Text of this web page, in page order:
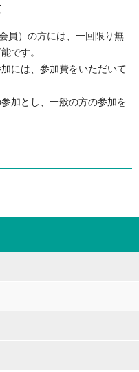
員）の方には、一回限り無
です。
には、参加費をいただいて
加とし、一般の方の参加を